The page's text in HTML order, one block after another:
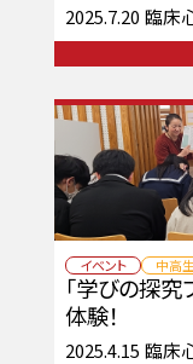
2025.7.20 臨床
イベント 中高生
「学びの探究
体験！
2025.4.15 臨床